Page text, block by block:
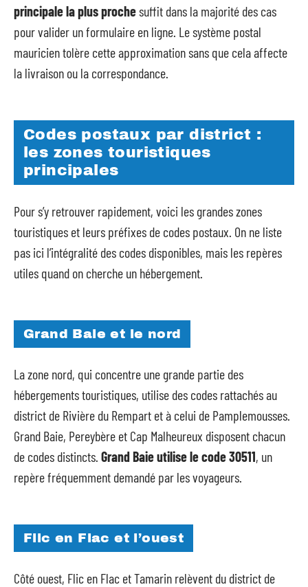
principale la plus prochesuffit dans la majorité des cas
pour valider un formulaire en ligne. Le système postal
mauricien tolère cette approximation sans que cela affecte
la livraison ou la correspondance.
Codes postaux par district :
les zones touristiques
principales
Pour s’y retrouver rapidement, voici les grandes zones
touristiques et leurs préfixes de codes postaux. On ne liste
pas ici l’intégralité des codes disponibles, mais les repères
utiles quand on cherche un hébergement.
Grand Baie et le nord
La zone nord, qui concentre une grande partie des
hébergements touristiques, utilise des codes rattachés au
district de Rivière du Rempart et à celui de Pamplemousses.
Grand Baie, Pereybère et Cap Malheureux disposent chacun
de codes distincts. Grand Baie utilise le code 30511, un
repère fréquemment demandé par les voyageurs.
Flic en Flac et l’ouest
Côté ouest, Flic en Flac et Tamarin relèvent du district de